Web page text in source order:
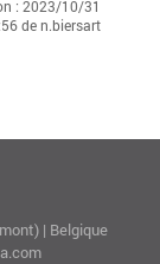
: 2023/10/31
den.biersart
| Belgique